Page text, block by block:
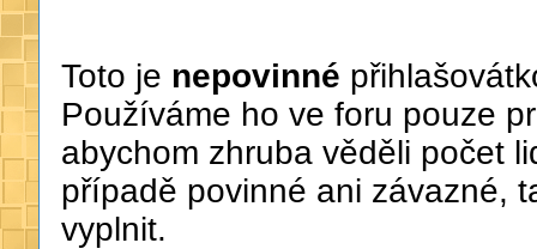
Toto je nepovinné
Používáme ho ve foru pouze
abychom zhruba věděli počet
případě povinné ani závazné,
vyplnit.